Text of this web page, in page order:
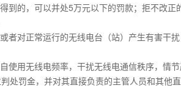
的，可以并处5万元以下的罚款；拒不改正
正常运行的无线电台（站）产生有害干扰
用无线电频率，干扰无线电通信秩序，情
罚金，并对其直接负责的主管人员和其他